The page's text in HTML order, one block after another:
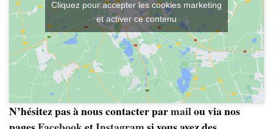
Cliquez pour accepter les cookies marketing
et activer ce contenu
N’hésitez pas à nous contacter parmailou via nos